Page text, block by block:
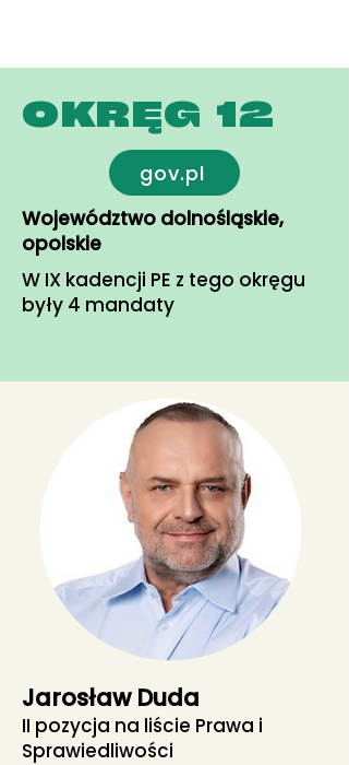
OKRĘG 12
gov.pl
Województwo dolnośląskie,
opolskie
W IX kadencji PE z tego okręgu
były 4 mandaty
Jarosław Duda
II pozycja na liście Prawa i
Sprawiedliwości